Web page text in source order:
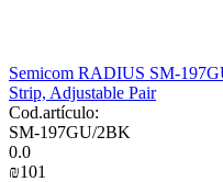
Semicom RADIUS SM-
Strip, Adjustable Pair
Cod.artículo:
SM-197GU/2BK
0.0
₪‍101‍